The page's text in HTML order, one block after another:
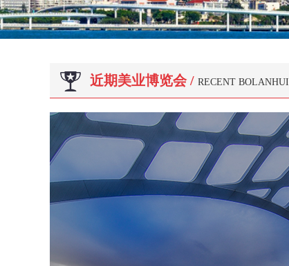
近期美业博览会 / RECENT BOLANHUI